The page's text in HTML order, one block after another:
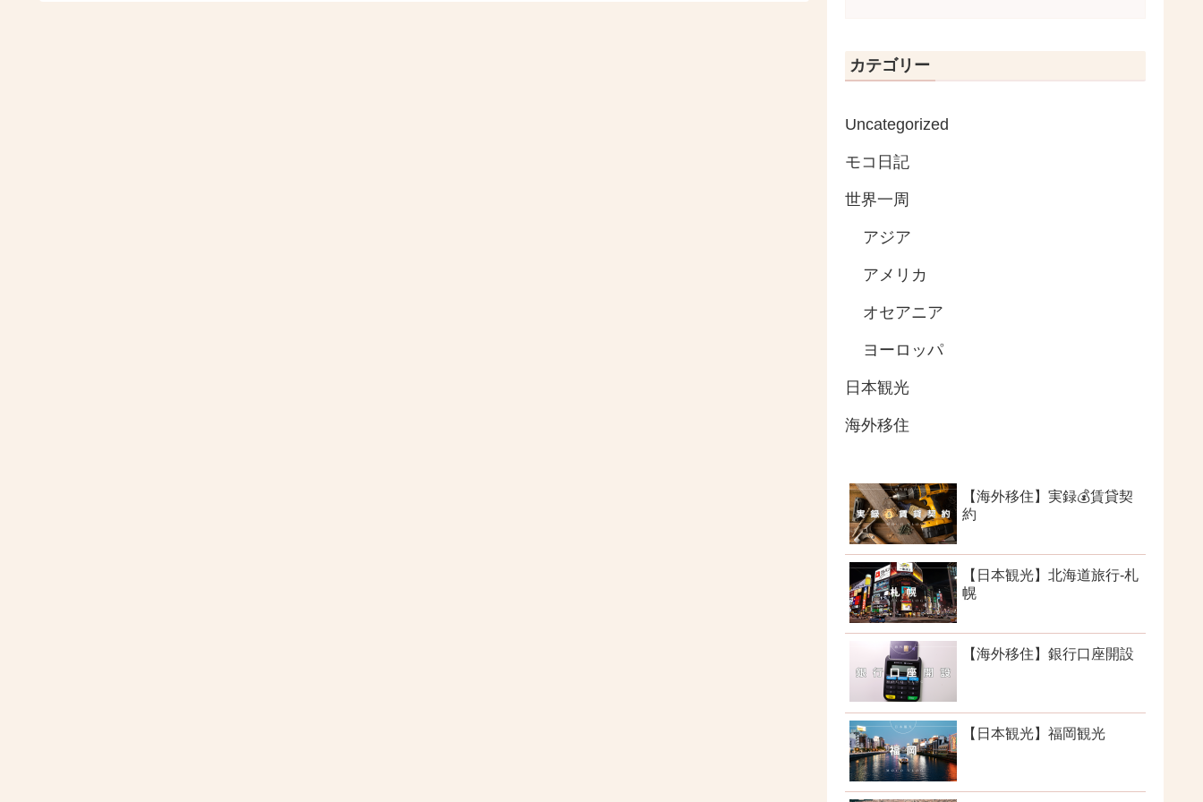
カテゴリー
Uncategorized
モコ日記
世界一周
アジア
アメリカ
オセアニア
ヨーロッパ
日本観光
海外移住
【海外移住】実録💰賃貸契
約
【日本観光】北海道旅行-札
幌
【海外移住】銀行口座開設
【日本観光】福岡観光